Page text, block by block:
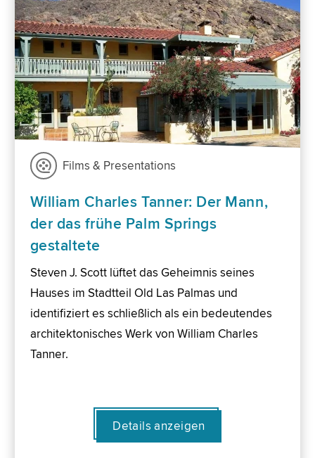
Films & Presentations
William Charles Tanner: Der Mann,
der das frühe Palm Springs
gestaltete
Steven J. Scott lüftet das Geheimnis seines
Hauses im Stadtteil Old Las Palmas und
identifiziert es schließlich als ein bedeutendes
architektonisches Werk von William Charles
Tanner.
Details anzeigen